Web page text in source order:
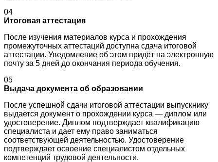
04
Итоговая аттестация
После изучения материалов курса и прохождения
промежуточных аттестаций доступна сдача итоговой
аттестации. Уведомление об этом придёт на электронную
почту за 5 дней до окончания периода обучения.
05
Выдача документа об образовании
После успешной сдачи итоговой аттестации выпускнику
выдается документ о прохождении курса — диплом или
удостоверение. Диплом подтверждает квалификацию
специалиста и дает ему право заниматься
соответствующей деятельностью. Удостоверение
подтверждает освоение специалистом отдельных
компетенций трудовой деятельности.